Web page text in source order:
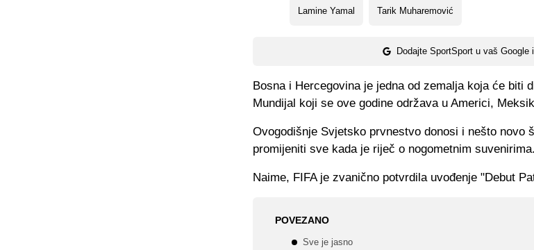
Lamine Yamal Tarik Muharemović
Dodajte SportSport u vaš Google
Bosna i Hercegovina je jedna od zemalja koja će biti
Mundijal koji se ove godine održava u Americi,
Ovogodišnje Svjetsko prvnestvo donosi i nešto novo
promijeniti sve kada je riječ o nogometnim suvenirima.
Naime, FIFA je zvanično potvrdila uvođenje "Debut
POVEZANO
Sve je jasno